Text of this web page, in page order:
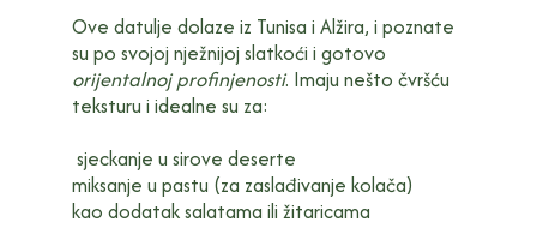
Ove datulje dolaze iz Tunisa i Alžira, i poznate
su po svojoj nježnijoj slatkoći i gotovo
orijentalnoj profinjenosti. Imaju nešto čvršću
teksturu i idealne su za:
sjeckanje u sirove deserte
miksanje u pastu (za zaslađivanje kolača)
kao dodatak salatama ili žitaricama